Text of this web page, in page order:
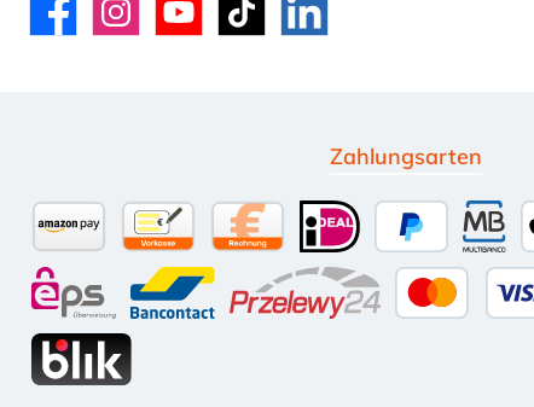
FacebookInstagramYouTube TikTok LinkedIn
Zahlungsarten
PayPal
Kauf auf Rechnung (10 Tage
iDEAL
eps
Amazon PayVorkasse per Überweisung